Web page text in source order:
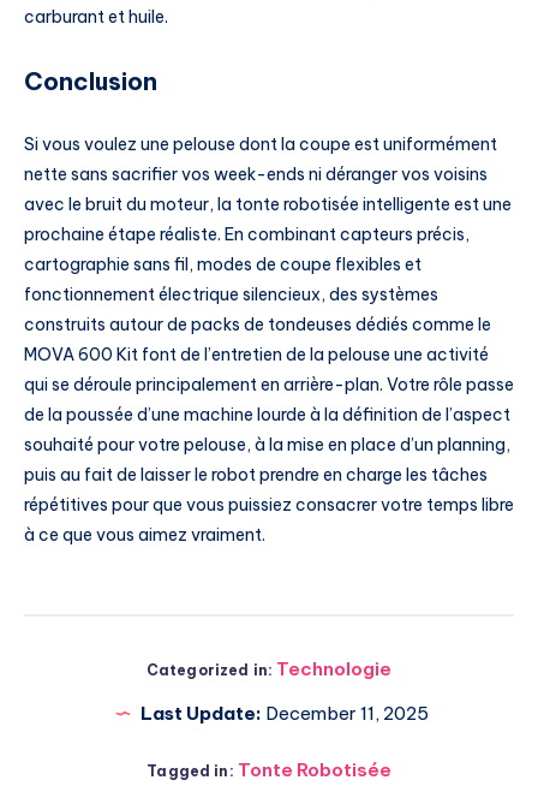
carburant et huile.
Conclusion
Si vous voulez une pelouse dont la coupe est uniformément
nette sans sacrifier vos week-ends ni déranger vos voisins
avec le bruit du moteur, la tonte robotisée intelligente est une
prochaine étape réaliste. En combinant capteurs précis,
cartographie sans fil, modes de coupe flexibles et
fonctionnement électrique silencieux, des systèmes
construits autour de packs de tondeuses dédiés comme le
MOVA 600 Kit font de l’entretien de la pelouse une activité
qui se déroule principalement en arrière-plan. Votre rôle passe
de la poussée d’une machine lourde à la définition de l’aspect
souhaité pour votre pelouse, à la mise en place d’un planning,
puis au fait de laisser le robot prendre en charge les tâches
répétitives pour que vous puissiez consacrer votre temps libre
à ce que vous aimez vraiment.
Categorized in: Technologie
Last Update: December 11, 2025
Tagged in: Tonte Robotisée